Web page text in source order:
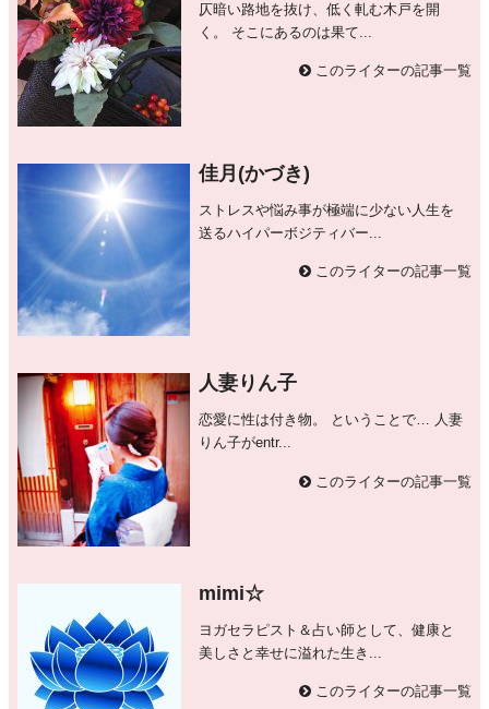
仄暗い路地を抜け、低く軋む木戸を開
く。 そこにあるのは果て...
このライターの記事一覧
佳月(かづき)
ストレスや悩み事が極端に少ない人生を
送るハイパーボジティバー...
このライターの記事一覧
人妻りん子
恋愛に性は付き物。 ということで… 人妻
りん子がentr...
このライターの記事一覧
mimi☆
ヨガセラピスト＆占い師として、健康と
美しさと幸せに溢れた生き...
このライターの記事一覧